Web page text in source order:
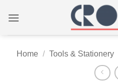
Home / Tools & Stationery